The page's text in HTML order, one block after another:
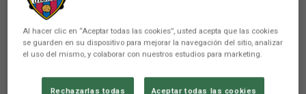
FEMENINO
El Levante UD Femenino
regresa de vacío de su
Al hacer clic en “Aceptar todas las cookies”, usted acepta que las cookies
se guarden en su dispositivo para mejorar la navegación del sitio, analizar
el uso del mismo, y colaborar con nuestros estudios para marketing.
Rechazarlas todas Aceptar todas las cookies